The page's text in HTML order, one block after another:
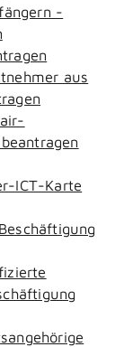
-
aus
ICT-Karte